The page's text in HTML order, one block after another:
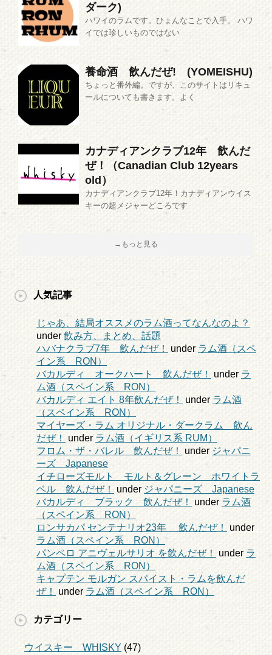
ダーク)
ハワイのラムです。ひょんなことで入手。 ハワ
イでは珍しいものではない
養命酒 飲んだぜ! (YOMEISHU)
ちょっと番外編。ですが、このサイトはリキュ
ールについても書きます。よく
カナディアンクラブ12年 飲んだ
ぜ！（Canadian Club 12years
old）
カナディアンクラブ12年！カナディアンウイス
キーの超メジャーどころです
→もっと見る
人気記事
じゃあ、結局オススメのラム酒ってなんなのよ？
under 飲み方、まとめ、話題
ハバナクラブ7年 飲んだぜ！
under ラム酒（スペ
イン系 RON）
バカルディ オークハート 飲んだぜ！
under ラ
ム酒（スペイン系 RON）
バカルディ エイト 8年飲んだぜ！
under ラム酒
（スペイン系 RON）
マイヤーズ・ラム オリジナル・ダークラム 飲ん
だぜ！
under ラム酒（イギリス系 RUM）
フロム・ザ・バレル 飲んだぜ！
under ジャパニ
ーズ Japanese
イチローズモルト モルト＆グレーン ホワイトラ
ベル 飲んだぜ！
under ジャパニーズ Japanese
バカルディ ブラック 飲んだぜ！
under ラム酒
（スペイン系 RON）
ロンサカパ センテナリオ23年 飲んだぜ！
under
ラム酒（スペイン系 RON）
パンペロ アニヴェルサリオ を飲んだぜ！
under ラ
ム酒（スペイン系 RON）
キャプテン モルガン スパイスト・ラムを飲んだ
ぜ！
under ラム酒（スペイン系 RON）
カテゴリー
ウイスキー WHISKY (47)